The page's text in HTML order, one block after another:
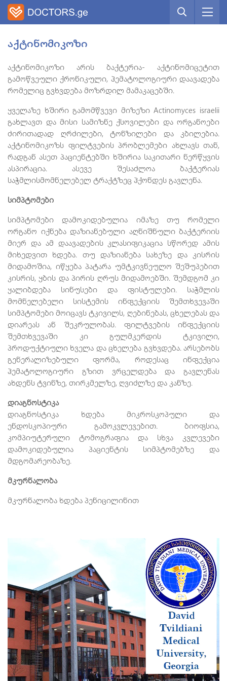
აქტინომიკოზი
აქტინომიკოზი არის ბაქტერია- აქტინომიცეტით
გამოწვეული ქრონიკული, ჰემატოლოგიური დაავადება
რომელიც გვხვდება მოზრდილ მამაკაცებში.
ყველაზე ხშირი გამომწვევი მიზეზი Actinomyces israelii
გახლავთ და მისი სამიზნე ქსოვილები და ორგანოები
ძირითადად ღრძილები, ტონზილები და კბილებია.
აქტინომიკოზს ფილტვების პრობლემები ახლავს თან,
რადგან ასეთ პაციენტებში ხშირია საკითარი ნერწყვის
ასპირაცია. ასევე შესაძლოა ბაქტერიას
საჭმლისმომნელებელ ტრაქტზეც ჰქონდეს გავლენა.
სიმპტომები
სიმპტომები დამოკიდებულია იმაზე თუ რომელი
ორგანო იქნება დაზიანებული აღნიშნული ბაქტერიის
მიერ და ამ დაავადების კლასიფიკაცია სწორედ ამის
მიხედვით ხდება. თუ დაზიანება სახეზე და კისრის
მიდამოშია, იწყება პატარა უმტკივნეულო შეშუპებით
კისრის, ყბის და პირის ღრუს მიდამოებში. შემდგომ კი
ყალიბდება სინუსები და ფისტულები. საჭმლის
მომნელებელი სისტემის ინფექციის შემთხვევაში
სიმპტომები მოიცავს ტკივილს, ღებინებას, ცხელებას და
დიარეას ან შეკრულობას. ფილტვების ინფექციის
შემთხვევაში კი გულმკერდის ტკივილი,
პროდუქტიული ხველა და ცხელება გვხვდება. არსებობს
გენერალიზებული ფორმა, როდესაც ინფექცია
ჰემატოლოგიური გზით ვრცელდება და გავლენას
ახდენს ტვინზე, თირკმელზე, ღვიძლზე და კანზე.
დიაგნოსტიკა
დიაგნოსტიკა ხდება მიკროსკოპული და
ენდოსკოპიური გამოკვლევებით. ბიოფსია,
კომპიუტერული ტომოგრაფია და სხვა კვლევები
დამოკიდებულია პაციენტის სიმპტომებზე და
მდგომარეობაზე.
მკურნალობა
მკურნალობა ხდება პენიცილინით